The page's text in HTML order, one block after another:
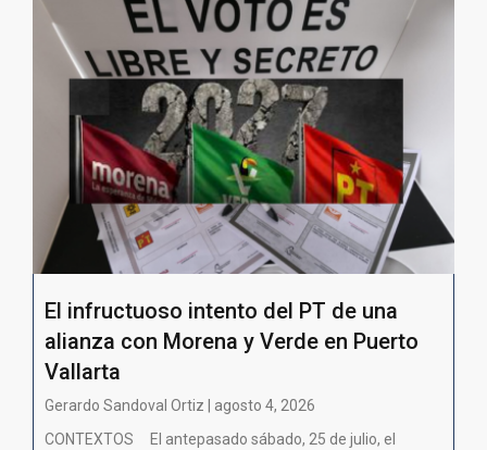
El infructuoso intento del PT de una
alianza con Morena y Verde en Puerto
Vallarta
Gerardo Sandoval Ortiz | agosto 4, 2026
CONTEXTOS El antepasado sábado, 25 de julio, el